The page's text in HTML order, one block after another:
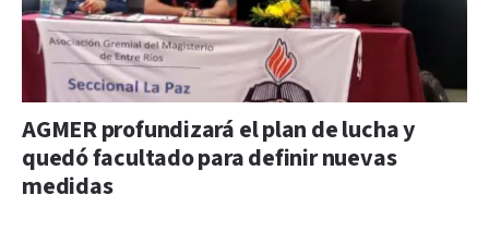
AGMER profundizará el plan de lucha y
quedó facultado para definir nuevas
medidas